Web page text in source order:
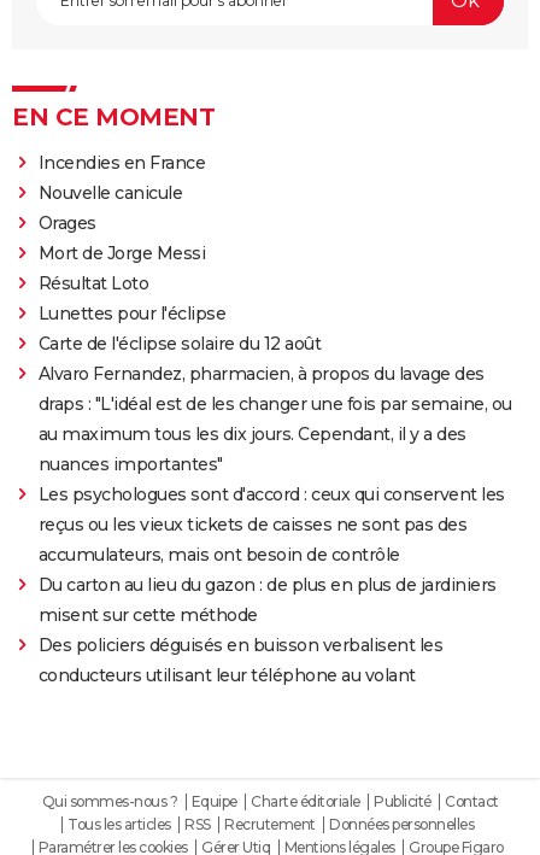
EN CE MOMENT
Incendies en France
Nouvelle canicule
Orages
Mort de Jorge Messi
Résultat Loto
Lunettes pour l'éclipse
Carte de l'éclipse solaire du 12 août
Alvaro Fernandez, pharmacien, à propos du lavage des
draps : "L'idéal est de les changer une fois par semaine, ou
au maximum tous les dix jours. Cependant, il y a des
nuances importantes"
Les psychologues sont d'accord : ceux qui conservent les
reçus ou les vieux tickets de caisses ne sont pas des
accumulateurs, mais ont besoin de contrôle
Du carton au lieu du gazon : de plus en plus de jardiniers
misent sur cette méthode
Des policiers déguisés en buisson verbalisent les
conducteurs utilisant leur téléphone au volant
Qui sommes-nous ? Equipe Charte éditoriale Publicité
Contact
Tous les articles
RSS Recrutement
Données personnelles
Paramétrer les cookies
Gérer Utiq Mentions légales Groupe Figaro